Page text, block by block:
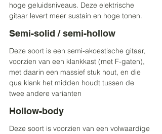
hoge geluidsniveaus. Deze elektrische
gitaar levert meer sustain en hoge tonen.
Semi-solid / semi-hollow
Deze soort is een semi-akoestische gitaar,
voorzien van een klankkast (met F-gaten),
met daarin een massief stuk hout, en die
qua klank het midden houdt tussen de
twee andere varianten
Hollow-body
Deze soort is voorzien van een volwaardige